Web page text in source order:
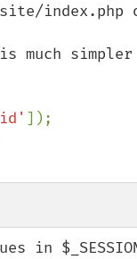
is much
]);
in